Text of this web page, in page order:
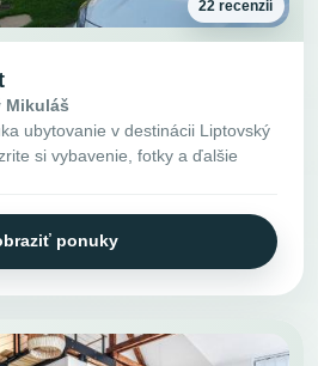
22 recenzií
Mikuláš
ubytovanie v destinácii Liptovský
si vybavenie, fotky a ďalšie
ponuky